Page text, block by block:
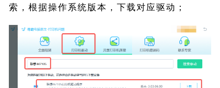
索，根据操作系统版本，下载对应驱动；